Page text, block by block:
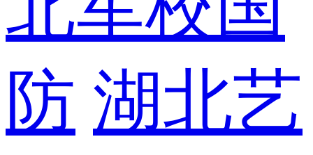
防 湖北艺